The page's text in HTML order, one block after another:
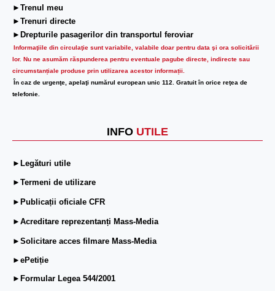
►Trenul meu
►Trenuri directe
►Drepturile pasagerilor din transportul feroviar
Informaţiile din circulaţie sunt variabile, valabile doar pentru data şi ora solicitării
lor. Nu ne asumăm răspunderea pentru eventuale pagube directe, indirecte sau
circumstanțiale produse prin utilizarea acestor informații.
În caz de urgenţe, apelaţi numărul european unic 112. Gratuit în orice reţea de
telefonie.
INFO UTILE
►Legături utile
►Termeni de utilizare
►Publicații oficiale CFR
►Acreditare reprezentanți Mass-Media
►Solicitare acces filmare Mass-Media
►ePetiție
►Formular Legea 544/2001